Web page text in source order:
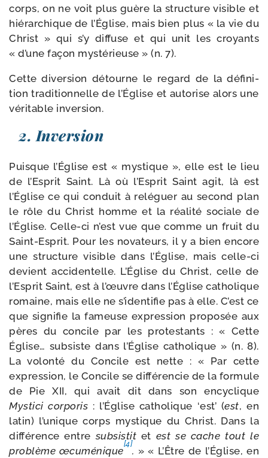
corps, on ne voit plus guère la struc­ture visible et
hié­rar­chique de l’Église, mais bien plus « la vie du
Christ » qui s’y dif­fuse et qui unit les croyants
« d’une façon mys­té­rieuse » (n. 7).
Cette diver­sion détourne le regard de la défi­ni­
tion tra­di­tion­nelle de l’Église et auto­rise alors une
véri­table inversion.
2. Inversion
Puisque l’Église est « mys­tique », elle est le lieu
de l’Esprit Saint. Là où l’Esprit Saint agit, là est
l’Église ce qui conduit à relé­guer au second plan
le rôle du Christ homme et la réa­li­té sociale de
l’Église. Celle-​ci n’est vue que comme un fruit du
Saint-​Esprit. Pour les nova­teurs, il y a bien encore
une struc­ture visible dans l’Église, mais celle-​ci
devient acci­den­telle. L’Église du Christ, celle de
l’Esprit Saint, est à l’œuvre dans l’Église catho­lique
romaine, mais elle ne s’identifie pas à elle. C’est ce
que signi­fie la fameuse expres­sion pro­po­sée aux
pères du concile par les pro­tes­tants : « Cette
Église… sub­siste dans l’Église catho­lique » (n. 8).
La volon­té du Concile est nette : « Par cette
expres­sion, le Concile se dif­fé­ren­cie de la for­mule
de Pie XII, qui avait dit dans son ency­clique
Mystici cor­po­ris : l’Église catho­lique ‘est’ (est, en
latin) l’unique corps mys­tique du Christ. Dans la
dif­fé­rence entresub­sis­tit et est se cache tout le
pro­blème œcu­mé­nique
[4]
. » « L’Être de l’Église, en